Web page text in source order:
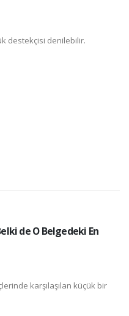
destekçisi denilebilir.
de O Belgedeki En
karşılaşılan küçük bir